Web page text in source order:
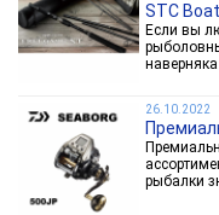
STC
Если вы
покроют...
26.10.2022
рыбалки